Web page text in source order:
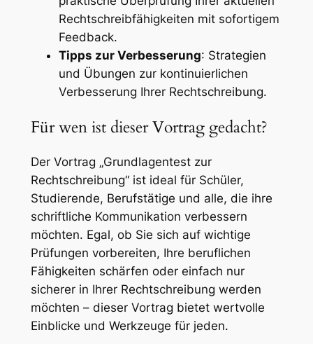
Rechtschreibfähigkeiten mit sofortigem
Feedback.
Tipps zur Verbesserung: Strategien
und Übungen zur kontinuierlichen
Verbesserung Ihrer Rechtschreibung.
Für wen ist dieser Vortrag gedacht?
Der Vortrag „Grundlagentest zur
Rechtschreibung“ ist ideal für Schüler,
Studierende, Berufstätige und alle, die ihre
schriftliche Kommunikation verbessern
möchten. Egal, ob Sie sich auf wichtige
Prüfungen vorbereiten, Ihre beruflichen
Fähigkeiten schärfen oder einfach nur
sicherer in Ihrer Rechtschreibung werden
möchten – dieser Vortrag bietet wertvolle
Einblicke und Werkzeuge für jeden.